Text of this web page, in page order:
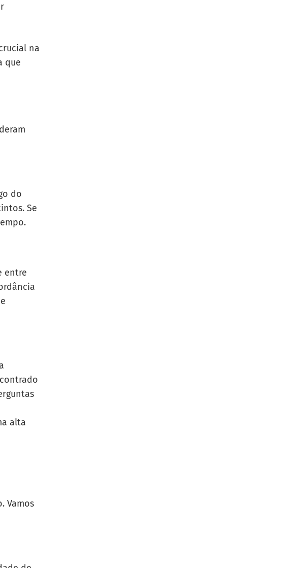
na
que
do
Se
entre
alta
Vamos